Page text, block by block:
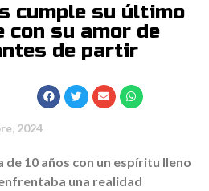
cumple su último
con su amor de
de partir
2024
de 10 años con un espíritu lleno
una realidad